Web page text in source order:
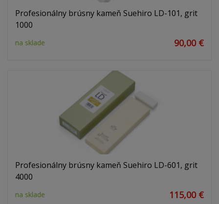
Profesionálny brúsny kameň Suehiro LD-101, grit
1000
na sklade 90,00 €
Profesionálny brúsny kameň Suehiro LD-601, grit
4000
na sklade 115,00 €